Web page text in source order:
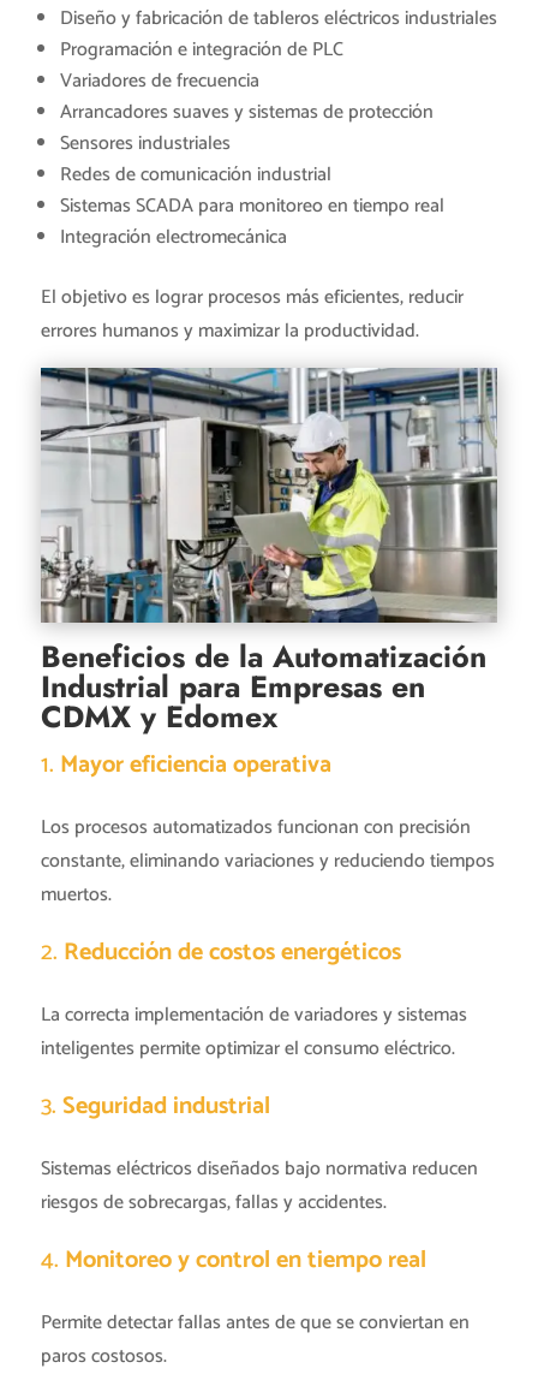
Diseño y fabricación de tableros eléctricos industriales
Programación e integración de PLC
Variadores de frecuencia
Arrancadores suaves y sistemas de protección
Sensores industriales
Redes de comunicación industrial
Sistemas SCADA para monitoreo en tiempo real
Integración electromecánica
El objetivo es lograr procesos más eficientes, reducir
errores humanos y maximizar la productividad.
Beneficios de la Automatización
Industrial para Empresas en
CDMX y Edomex
1. Mayor eficiencia operativa
Los procesos automatizados funcionan con precisión
constante, eliminando variaciones y reduciendo tiempos
muertos.
2. Reducción de costos energéticos
La correcta implementación de variadores y sistemas
inteligentes permite optimizar el consumo eléctrico.
3.Seguridad industrial
Sistemas eléctricos diseñados bajo normativa reducen
riesgos de sobrecargas, fallas y accidentes.
4. Monitoreo y control en tiempo real
Permite detectar fallas antes de que se conviertan en
paros costosos.